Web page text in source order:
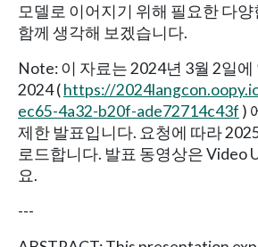
모델로 이어지기 위해 필요한 다
함께 생각해 보겠습니다.
Note: 이 자료는 2024년 3월 2일에
2024 (https://
ec65-4a32-b20f-ade72714c43f )
제한 발표입니다. 요청에 따라
로드합니다. 발표 동영상은 Video
요.
---